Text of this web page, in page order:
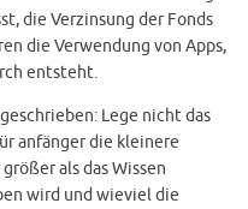
die Verzinsung der Fonds
die Verwendung von Apps,
entsteht.
Lege nicht das
anfänger die kleinere
als das Wissen
wird und wieviel die